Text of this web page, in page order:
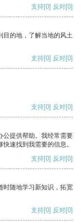
支持[0] 反对[0]
目的地，了解当地的风土
支持[0] 反对[0]
支持[0] 反对[0]
公提供帮助。我经常需要
速找到我需要的信息。
支持[0] 反对[0]
时随地学习新知识，拓宽
支持[0] 反对[0]